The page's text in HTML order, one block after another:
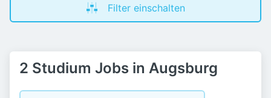
Filter einschalten
2 Studium Jobs in Augsburg